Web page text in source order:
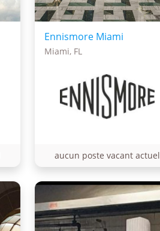
Ennismore Miami
Miami, FL
aucun poste vacant actuel